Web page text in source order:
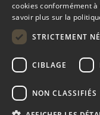
© COPYRIGHT
cookies conformément
savoir plus sur la
STRICTEMENT
CIBLAGE
NON CLASSIFIÉS